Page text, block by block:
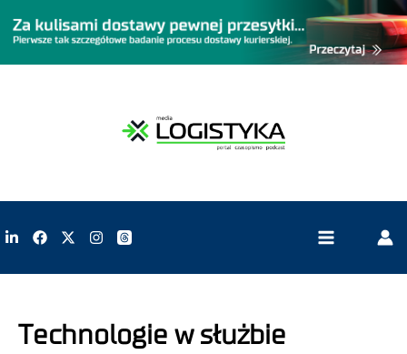
Technologie w służbie